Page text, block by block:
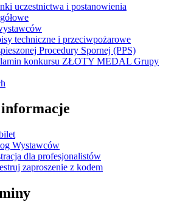
uczestnictwa i postanowienia
techniczne i przeciwpożarowe
Procedury Spornej (PPS)
konkursu ZŁOTY MEDAL Grupy
Wystawców
dla profesjonalistów
zaproszenie z kodem